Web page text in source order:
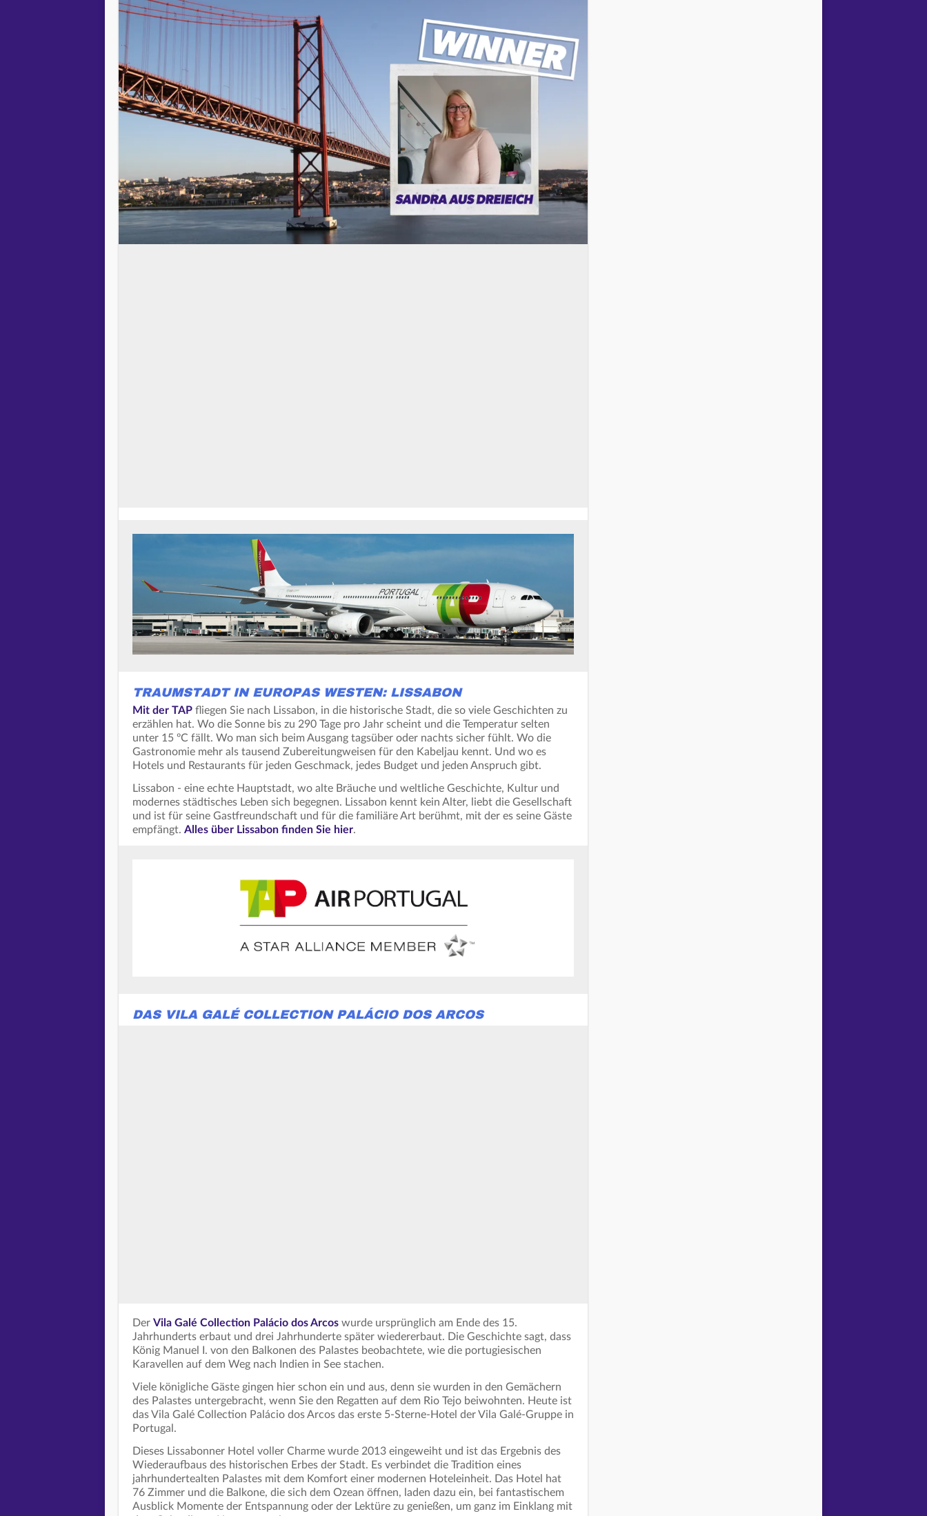
TRAUMSTADT IN EUROPAS WESTEN: LISSABON
Mit der TAP fliegen Sie nach Lissabon, in die historische Stadt, die so viele Geschichten zu
erzählen hat. Wo die Sonne bis zu 290 Tage pro Jahr scheint und die Temperatur selten
unter 15 ºC fällt. Wo man sich beim Ausgang tagsüber oder nachts sicher fühlt. Wo die
Gastronomie mehr als tausend Zubereitungweisen für den Kabeljau kennt. Und wo es
Hotels und Restaurants für jeden Geschmack, jedes Budget und jeden Anspruch gibt.
Lissabon - eine echte Hauptstadt, wo alte Bräuche und weltliche Geschichte, Kultur und
modernes städtisches Leben sich begegnen. Lissabon kennt kein Alter, liebt die Gesellschaft
und ist für seine Gastfreundschaft und für die familiäre Art berühmt, mit der es seine Gäste
empfängt. Alles über Lissabon finden Sie hier.
DAS VILA GALÉ COLLECTION PALÁCIO DOS ARCOS
Der Vila Galé Collection Palácio dos Arcos wurde ursprünglich am Ende des 15.
Jahrhunderts erbaut und drei Jahrhunderte später wiedererbaut. Die Geschichte sagt, dass
König Manuel I. von den Balkonen des Palastes beobachtete, wie die portugiesischen
Karavellen auf dem Weg nach Indien in See stachen.
Viele königliche Gäste gingen hier schon ein und aus, denn sie wurden in den Gemächern
des Palastes untergebracht, wenn Sie den Regatten auf dem Rio Tejo beiwohnten. Heute ist
das Vila Galé Collection Palácio dos Arcos das erste 5-Sterne-Hotel der Vila Galé-Gruppe in
Portugal.
Dieses Lissabonner Hotel voller Charme wurde 2013 eingeweiht und ist das Ergebnis des
Wiederaufbaus des historischen Erbes der Stadt. Es verbindet die Tradition eines
jahrhundertealten Palastes mit dem Komfort einer modernen Hoteleinheit. Das Hotel hat
76 Zimmer und die Balkone, die sich dem Ozean öffnen, laden dazu ein, bei fantastischem
Ausblick Momente der Entspannung oder der Lektüre zu genießen, um ganz im Einklang mit